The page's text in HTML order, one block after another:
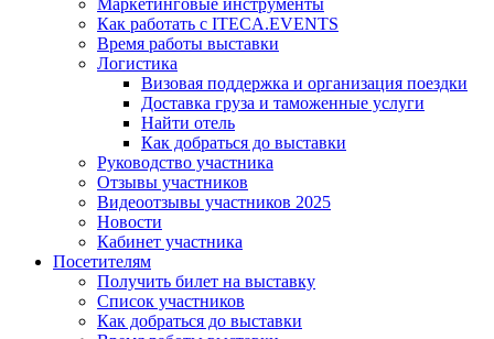
Маркетинговые инструменты
Как работать с ITECA.EVENTS
Время работы выставки
Логистика
Визовая поддержка и организация поездки
Доставка груза и таможенные услуги
Найти отель
Как добраться до выставки
Руководство участника
Отзывы участников
Видеоотзывы участников 2025
Новости
Кабинет участника
Посетителям
Получить билет на выставку
Список участников
Как добраться до выставки